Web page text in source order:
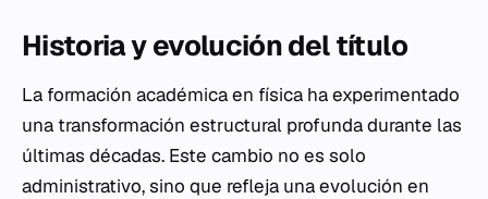
Historia y evolución del título
La formación académica en física ha experimentado
una transformación estructural profunda durante las
últimas décadas. Este cambio no es solo
administrativo, sino que refleja una evolución en